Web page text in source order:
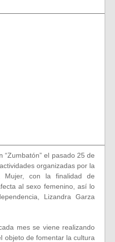
“Zumbatón” el pasado 25 de
organizadas por la
Mujer, con la finalidad de
al sexo femenino, así lo
Lizandra Garza
mes se viene realizando
objeto de fomentar la cultura